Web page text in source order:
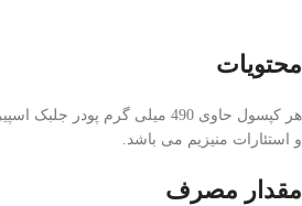
محتویات
هر کپسول حاوی 490 میلی گرم پودر
و استئارات منیزیم می باشد.
مقدار مصرف